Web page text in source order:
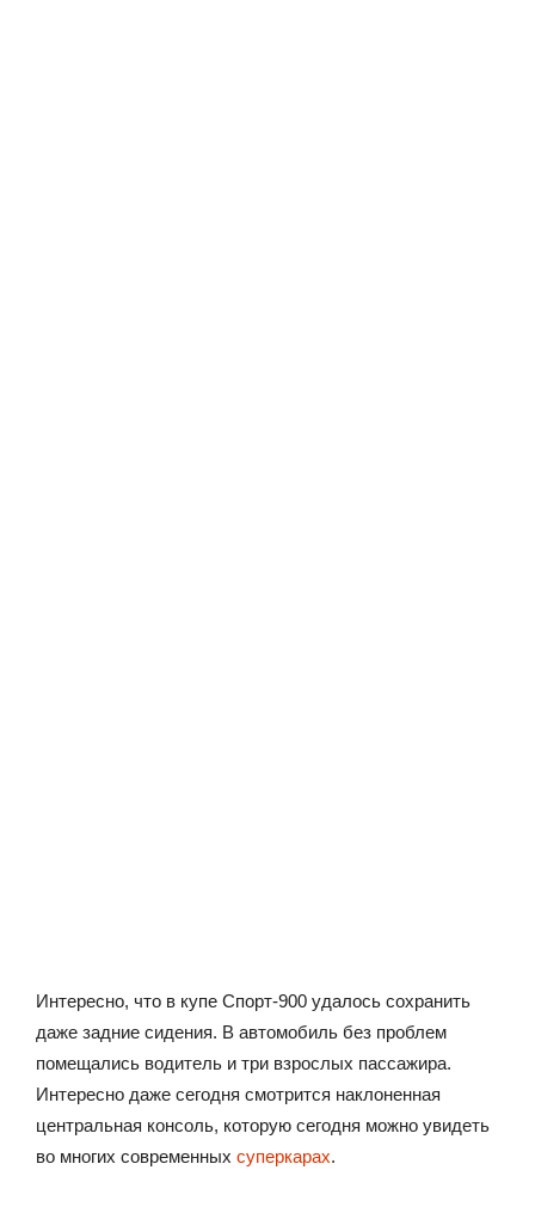
Интересно, что в купе Спорт-900 удалось сохранить
даже задние сидения. В автомобиль без проблем
помещались водитель и три взрослых пассажира.
Интересно даже сегодня смотрится наклоненная
центральная консоль, которую сегодня можно увидеть
во многих современных суперкарах.